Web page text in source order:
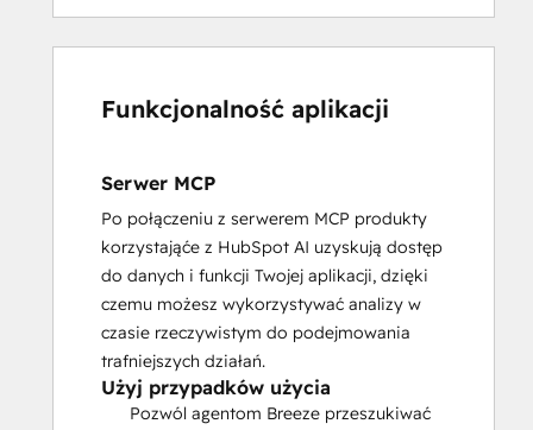
Funkcjonalność aplikacji
Serwer MCP
Po połączeniu z serwerem MCP produkty
korzystająće z HubSpot AI uzyskują dostęp
do danych i funkcji Twojej aplikacji, dzięki
czemu możesz wykorzystywać analizy w
czasie rzeczywistym do podejmowania
trafniejszych działań.
Użyj przypadków użycia
Pozwól agentom Breeze przeszukiwać